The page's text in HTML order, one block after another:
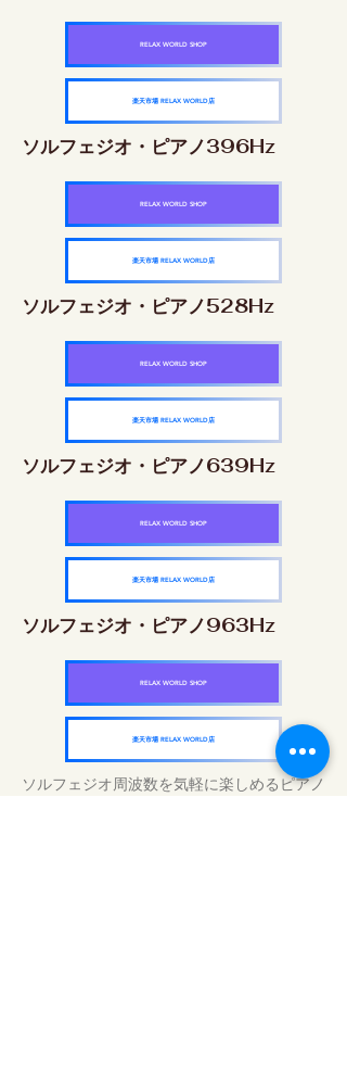
RELAX WORLD SHOP
楽天市場 RELAX WORLD店
ソルフェジオ・ピアノ396Hz
RELAX WORLD SHOP
楽天市場 RELAX WORLD店
ソルフェジオ・ピアノ528Hz
RELAX WORLD SHOP
楽天市場 RELAX WORLD店
ソルフェジオ・ピアノ639Hz
RELAX WORLD SHOP
楽天市場 RELAX WORLD店
ソルフェジオ・ピアノ963Hz
RELAX WORLD SHOP
楽天市場 RELAX WORLD店
ソルフェジオ周波数を気軽に楽しめるピアノ